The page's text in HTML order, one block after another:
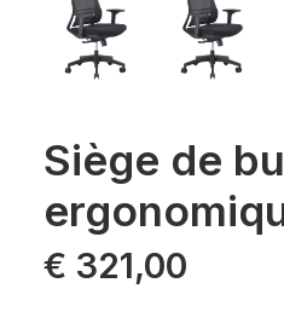
Siège de
€ 321,00